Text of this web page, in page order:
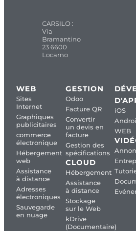
CARSILO :
Via
Bramantino
23 6600
Locarno
WEB
Sites
Internet
Graphiques
publicitaires
commerce
électronique
Hébergement
web
Assistance
à distance
Adresses
électroniques
Sauvegarde
en nuage
GESTION
Odoo
Facture QR
Convertir
un devis en
facture
Gestion des
spécifications
CLOUD
Hébergement
Assistance
à distance
Stockage
sur le Web
kDrive
(Documentaire)
iOS
WEB